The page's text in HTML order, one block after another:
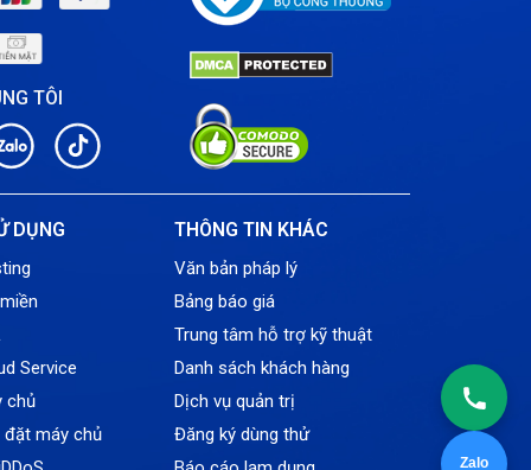
Zalo
TÔI
DỤNG
Service
chủ
máy chủ
THÔNG TIN KHÁC
Văn bản pháp lý
Bảng báo giá
Trung tâm hỗ trợ kỹ thuật
Danh sách khách hàng
Dịch vụ quản trị
Đăng ký dùng thử